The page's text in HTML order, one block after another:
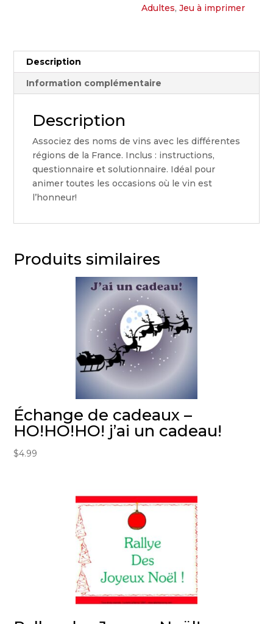
Adultes,Jeu à imprimer
Description
Information complémentaire
Description
Associez des noms de vins avec les différentes
régions de la France. Inclus : instructions,
questionnaire et solutionnaire. Idéal pour
animer toutes les occasions où le vin est
l’honneur!
Produits similaires
Échange de cadeaux –
HO!HO!HO! j’ai un cadeau!
$4.99